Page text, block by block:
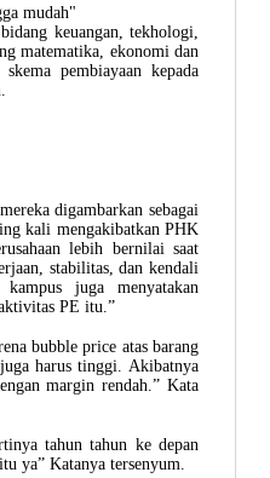
mudah"
keuangan, tekhologi,
matematika, ekonomi dan
pembiayaan kepada
digambarkan sebagai
kali mengakibatkan PHK
lebih bernilai saat
stabilitas, dan kendali
juga menyatakan
PE itu.”
bubble price atas barang
harus tinggi. Akibatnya
margin rendah.” Kata
tahun tahun ke depan
ya” Katanya tersenyum.